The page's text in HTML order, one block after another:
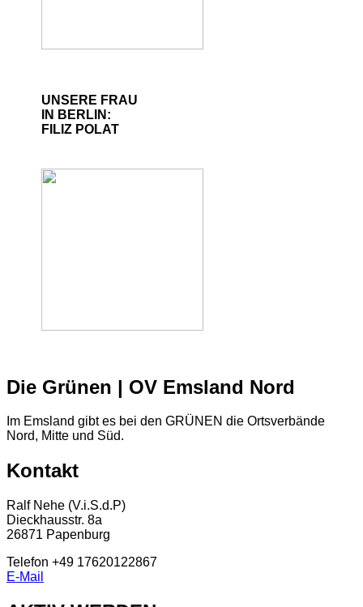
UNSERE FRAU
IN BERLIN:
FILIZ POLAT
Die Grünen | OV Emsland Nord
Im Emsland gibt es bei den GRÜNEN die Ortsverbände
Nord, Mitte und Süd.
Kontakt
Ralf Nehe (V.i.S.d.P)
Dieckhausstr. 8a
26871 Papenburg
Telefon +49 17620122867
E-Mail